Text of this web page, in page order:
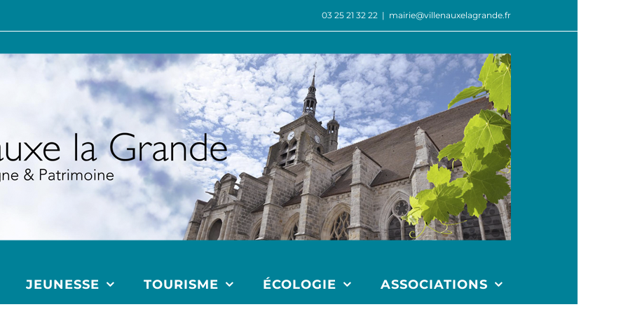
03 25 21 32 22 | mairie@villenauxelagrande.fr
JEUNESSE TOURISME ÉCOLOGIE ASSOCIATIONS